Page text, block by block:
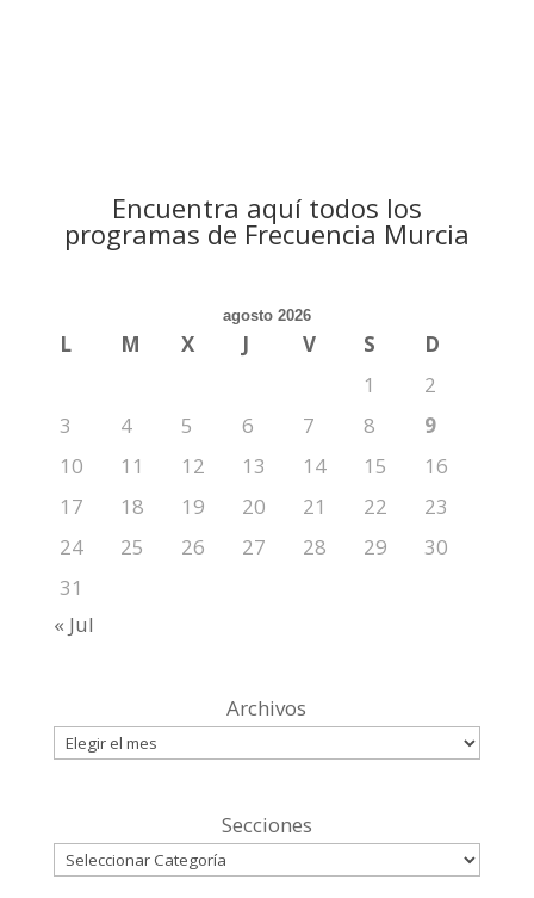
Encuentra aquí todos los
programas de Frecuencia Murcia
agosto 2026
L M X J V S
D
1
2
3
4 5 6 7 8
9
10
11 12 13 14 15
16
17
18 19 20 21 22
23
24
25 26 27 28 29
30
31
« Jul
Archivos
Secciones